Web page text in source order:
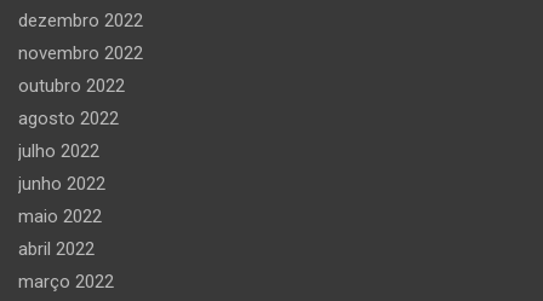
dezembro 2022
novembro 2022
outubro 2022
agosto 2022
julho 2022
junho 2022
maio 2022
abril 2022
março 2022